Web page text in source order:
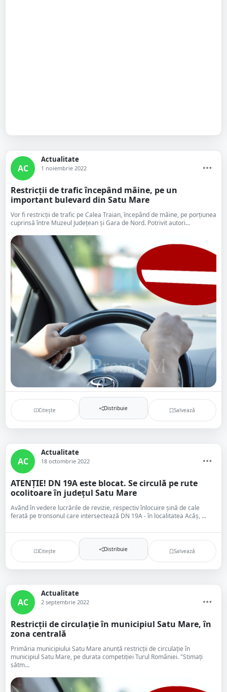
AC
Actualitate
1 noiembrie 2022
Restricții de trafic începând mâine, pe un
important bulevard din Satu Mare
Vor fi restricții de trafic pe Calea Traian, începând de mâine, pe porțiunea
cuprinsă între Muzeul Județean și Gara de Nord. Potrivit autori...
Citește Distribuie Salvează
AC
Actualitate
18 octombrie 2022
ATENȚIE! DN 19A este blocat. Se circulă pe rute
ocolitoare în județul Satu Mare
Având în vedere lucrările de revizie, respectiv înlocuire șină de cale
ferată pe tronsonul care intersectează DN 19A - în localitatea Acâș, ...
Citește Distribuie Salvează
AC
Actualitate
2 septembrie 2022
Restricții de circulație în municipiul Satu Mare, în
zona centrală
Primăria municipiului Satu Mare anunță restricții de circulație în
municipiul Satu Mare, pe durata competiției Turul României. "Stimați
sătm...